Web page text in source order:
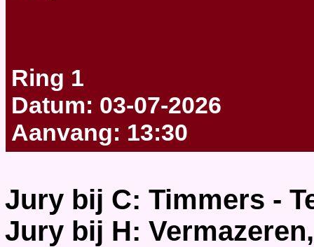
Ring 1
Datum: 03-07-2026
Aanvang: 13:30
Jury bij C: Timmers -
Jury bij H: